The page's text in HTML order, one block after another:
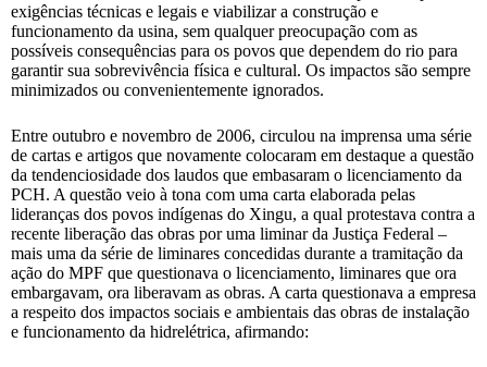
exigências técnicas e legais e viabilizar a construção e
funcionamento da usina, sem qualquer preocupação com as
possíveis consequências para os povos que dependem do rio para
garantir sua sobrevivência física e cultural. Os impactos são sempre
minimizados ou convenientemente ignorados.
Entre outubro e novembro de 2006, circulou na imprensa uma série
de cartas e artigos que novamente colocaram em destaque a questão
da tendenciosidade dos laudos que embasaram o licenciamento da
PCH. A questão veio à tona com uma carta elaborada pelas
lideranças dos povos indígenas do Xingu, a qual protestava contra a
recente liberação das obras por uma liminar da Justiça Federal –
mais uma da série de liminares concedidas durante a tramitação da
ação do MPF que questionava o licenciamento, liminares que ora
embargavam, ora liberavam as obras. A carta questionava a empresa
a respeito dos impactos sociais e ambientais das obras de instalação
e funcionamento da hidrelétrica, afirmando: